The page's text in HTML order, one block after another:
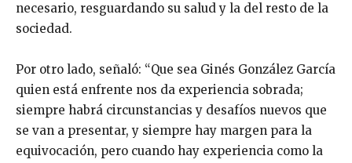
necesario, resguardando su salud y la del resto de la
sociedad.
Por otro lado, señaló: “Que sea Ginés González García
quien está enfrente nos da experiencia sobrada;
siempre habrá circunstancias y desafíos nuevos que
se van a presentar, y siempre hay margen para la
equivocación, pero cuando hay experiencia como la